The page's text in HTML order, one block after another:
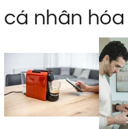
cá nhân hóa